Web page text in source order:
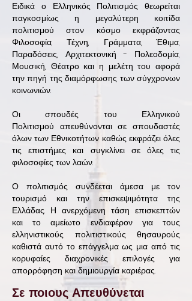
Ειδικά ο Ελληνικός Πολιτισμός θεωρείται
παγκοσμίως η μεγαλύτερη κοιτίδα
πολιτισμού στον κόσμο εκφράζοντας
Φιλοσοφία, Τέχνη, Γράμματα, Έθιμα,
Παραδόσεις, Αρχιτεκτονική - Πολεοδομία,
Μουσική, Θέατρο και η μελέτη του αφορά
την πηγή της διαμόρφωσης των σύγχρονων
κοινωνιών.
Οι σπουδές του Ελληνικού
Πολιτισμού απευθύνονται σε σπουδαστές
όλων των Εθνικοτήτων καθώς εκφράζει όλες
τις επιστήμες και συγκλίνει σε όλες τις
φιλοσοφίες των λαών.
Ο πολιτισμός συνδέεται άμεσα με τον
τουρισμό και την επισκεψιμότητα της
Ελλάδας. Η ανερχόμενη τάση επισκεπτών
και το αμείωτο ενδιαφέρον για τους
ελληνιστικούς πολιτιστικούς θησαυρούς
καθιστά αυτό το επάγγελμα ως μια από τις
κορυφαίες διαχρονικές επιλογές για
απορρόφηση και δημιουργία καριέρας.
Σε ποιους Απευθύνεται